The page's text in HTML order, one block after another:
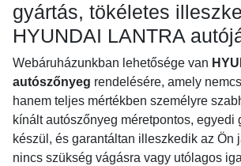
gyártás, tökéletes
HYUNDAI LANTRA
Webáruházunkban lehetősége van
autószőnyeg rendelésére, amely
hanem teljes mértékben személyre
kínált autószőnyeg méretpontos, egyedi
készül, és garantáltan illeszkedik az Ön
nincs szükség vágásra vagy utólagos